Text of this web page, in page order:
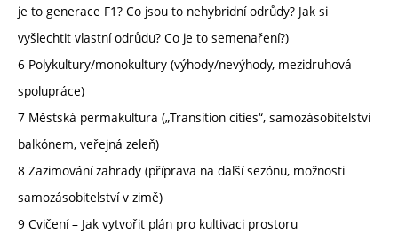
je to generace F1? Co jsou to nehybridní odrůdy? Jak si
vyšlechtit vlastní odrůdu? Co je to semenaření?)
6 Polykultury/monokultury (výhody/nevýhody, mezidruhová
spolupráce)
7 Městská permakultura („Transition cities“, samozásobitelství
balkónem, veřejná zeleň)
8 Zazimování zahrady (příprava na další sezónu, možnosti
samozásobitelství v zimě)
9 Cvičení – Jak vytvořit plán pro kultivaci prostoru